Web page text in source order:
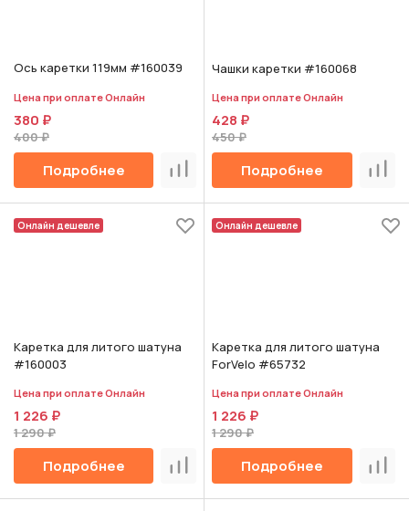
Ось каретки 119мм #160039
Цена при оплате Онлайн
380 ₽
400 ₽
Подробнее Сравнить
Чашки каретки #160068
Цена при оплате Онлайн
428 ₽
450 ₽
Подробнее
Онлайн дешевле
Каретка для литого шатуна
#160003
Цена при оплате Онлайн
1 226 ₽
1 290 ₽
Подробнее Сравнить
Онлайн дешевле
Каретка для литого шатуна
ForVelo #65732
Цена при оплате Онлайн
1 226 ₽
1 290 ₽
Подробнее